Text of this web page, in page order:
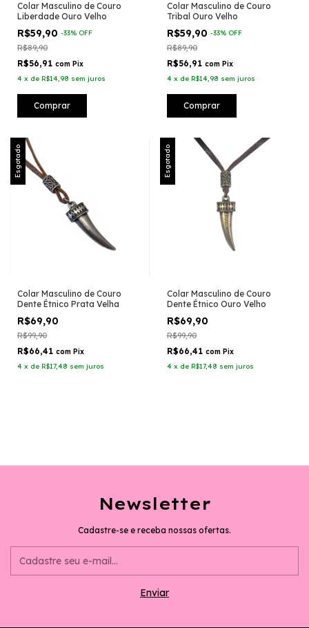
Colar Masculino de Couro
Liberdade Ouro Velho
R$59,90 -33% OFF
R$89,90
R$56,91 com Pix
4 x de R$14,98 sem juros
Colar Masculino de Couro
Tribal Ouro Velho
R$59,90 -33% OFF
R$89,90
R$56,91 com Pix
4 x de R$14,98 sem juros
Esgotado
Colar Masculino de Couro
Dente Étnico Prata Velha
R$69,90
R$99,90
R$66,41 com Pix
4 x de R$17,48 sem juros
Esgotado
Colar Masculino de Couro
Dente Étnico Ouro Velho
R$69,90
R$99,90
R$66,41 com Pix
4 x de R$17,48 sem juros
Newsletter
Cadastre-se e receba nossas ofertas.